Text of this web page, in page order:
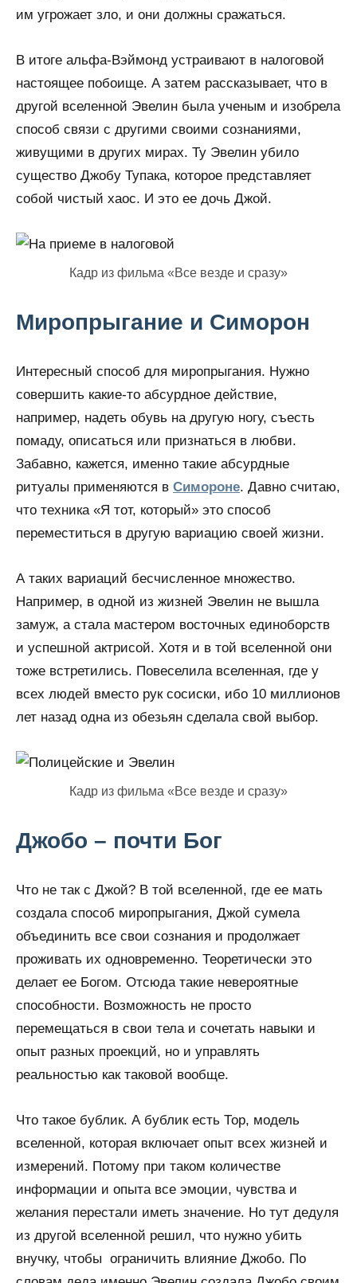
им угрожает зло, и они должны сражаться.
В итоге альфа-Вэймонд устраивают в налоговой
настоящее побоище. А затем рассказывает, что в
другой вселенной Эвелин была ученым и изобрела
способ связи с другими своими сознаниями,
живущими в других мирах. Ту Эвелин убило
существо Джобу Тупака, которое представляет
собой чистый хаос. И это ее дочь Джой.
Кадр из фильма «Все везде и сразу»
Миропрыгание и Симорон
Интересный способ для миропрыгания. Нужно
совершить какие-то абсурдное действие,
например, надеть обувь на другую ногу, съесть
помаду, описаться или признаться в любви.
Забавно, кажется, именно такие абсурдные
ритуалы применяются в Симороне. Давно считаю,
что техника «Я тот, который» это способ
переместиться в другую вариацию своей жизни.
А таких вариаций бесчисленное множество.
Например, в одной из жизней Эвелин не вышла
замуж, а стала мастером восточных единоборств
и успешной актрисой. Хотя и в той вселенной они
тоже встретились. Повеселила вселенная, где у
всех людей вместо рук сосиски, ибо 10 миллионов
лет назад одна из обезьян сделала свой выбор.
Кадр из фильма «Все везде и сразу»
Джобо – почти Бог
Что не так с Джой? В той вселенной, где ее мать
создала способ миропрыгания, Джой сумела
объединить все свои сознания и продолжает
проживать их одновременно. Теоретически это
делает ее Богом. Отсюда такие невероятные
способности. Возможность не просто
перемещаться в свои тела и сочетать навыки и
опыт разных проекций, но и управлять
реальностью как таковой вообще.
Что такое бублик. А бублик есть Тор, модель
вселенной, которая включает опыт всех жизней и
измерений. Потому при таком количестве
информации и опыта все эмоции, чувства и
желания перестали иметь значение. Но тут дедуля
из другой вселенной решил, что нужно убить
внучку, чтобы ограничить влияние Джобо. По